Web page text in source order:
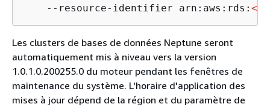
    --resource-identifier arn:aws:rds:
Les clusters de bases de données Neptune seront
automatiquement mis à niveau vers la version
1.0.1.0.200255.0 du moteur pendant les fenêtres de
maintenance du système. L'horaire d'application des
mises à jour dépend de la région et du paramètre de